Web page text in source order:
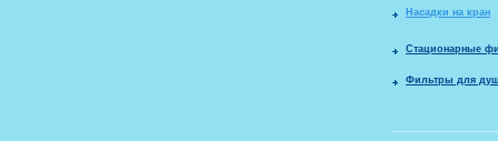
Насадки на кран
Стационарные
Фильтры для